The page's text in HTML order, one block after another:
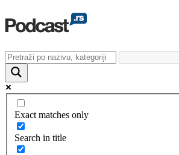
Exact matches only
Search in title